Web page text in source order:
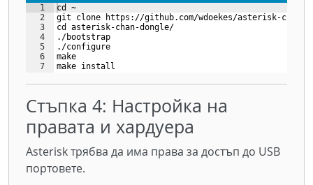
1
2
3
4
5
6
7
9
cd ~
git clone https://github.com/wdoekes/asterisk-chan-
cd asterisk-chan-dongle/
./bootstrap
./configure
make
make install
# Копиране на конфигурационния файл
Стъпка 4: Настройка на
правата и хардуера
Asterisk трябва да има права за достъп до USB
портовете.